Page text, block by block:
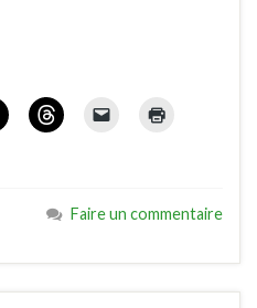
Faire un commentaire